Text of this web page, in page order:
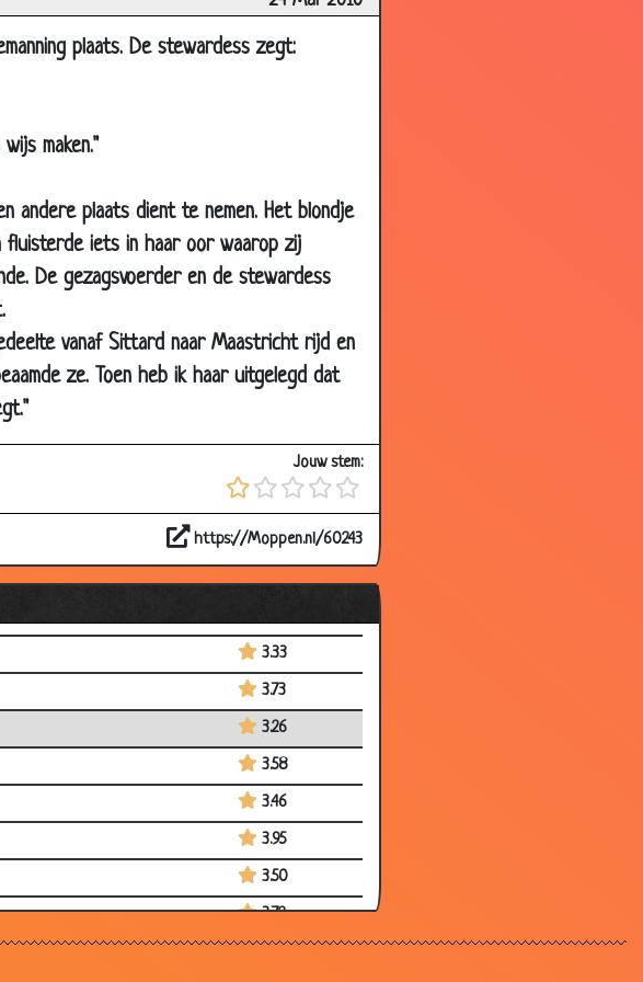
plaats. De stewardess zegt:
maken."
andere plaats dient te nemen. Het blondje
iets in haar oor waarop zij
De gezagsvoerder en de stewardess
vanaf Sittard naar Maastricht rijd en
ze. Toen heb ik haar uitgelegd dat
Jouw stem:
https://Moppen.nl/60243
3.18
3.28
2.83
2.60
3.29
2.84
3.07
3.35
3.92
3.33
3.73
3.26
3.58
3.46
3.95
3.50
3.72